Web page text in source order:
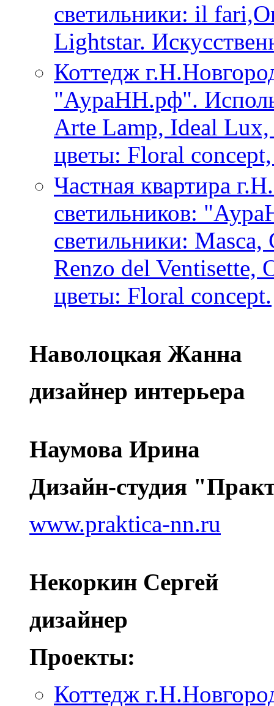
светильники: il
Lightstar.
Коттедж
"АураНН.рф".
Arte Lamp, Ideal
цветы: Floral
Частная квартира
светильников:
светильники:
Renzo del Ventisette,
цветы: Floral concept.
Наволоцкая Жанна
дизайнер интерьера
Наумова Ирина
Дизайн-студия
www.praktica-nn.ru
Некоркин Сергей
дизайнер
Проекты:
Коттедж